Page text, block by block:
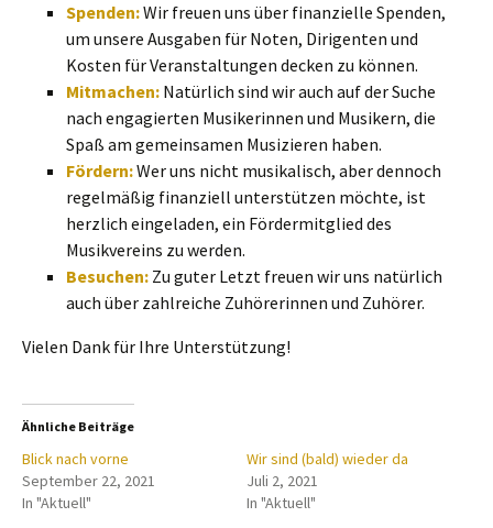
Spenden:Wir freuen uns über finanzielle Spenden,
um unsere Ausgaben für Noten, Dirigenten und
Kosten für Veranstaltungen decken zu können.
Mitmachen: Natürlich sind wir auch auf der Suche
nach engagierten Musikerinnen und Musikern, die
Spaß am gemeinsamen Musizieren haben.
Fördern:Wer uns nicht musikalisch, aber dennoch
regelmäßig finanziell unterstützen möchte, ist
herzlich eingeladen, ein Fördermitglied des
Musikvereins zu werden.
Besuchen: Zu guter Letzt freuen wir uns natürlich
auch über zahlreiche Zuhörerinnen und Zuhörer.
Vielen Dank für Ihre Unterstützung!
Ähnliche Beiträge
Blick nach vorne
September 22, 2021
In "Aktuell"
Wir sind (bald) wieder da
Juli 2, 2021
In "Aktuell"